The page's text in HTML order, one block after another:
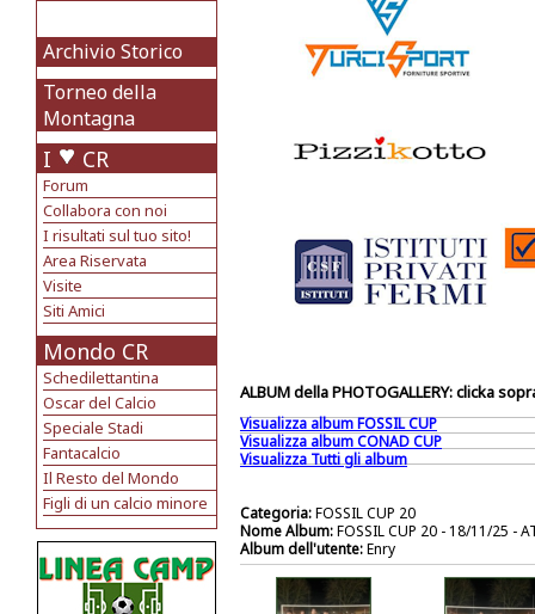
Archivio Storico
Torneo della
Montagna
I CR
Forum
Collabora con noi
I risultati sul tuo sito!
Area Riservata
Visite
Siti Amici
Mondo CR
Schedilettantina
Oscar del Calcio
Speciale Stadi
Fantacalcio
Il Resto del Mondo
Figli di un calcio minore
ALBUM della PHOTOGALLERY: clicka
Visualizza album FOSSIL CUP
Visualizza album CONAD CUP
Visualizza Tutti gli album
Categoria:FOSSIL CUP 20
Nome Album:FOSSIL CUP 20 - 18/11/25 -
Album dell'utente:Enry